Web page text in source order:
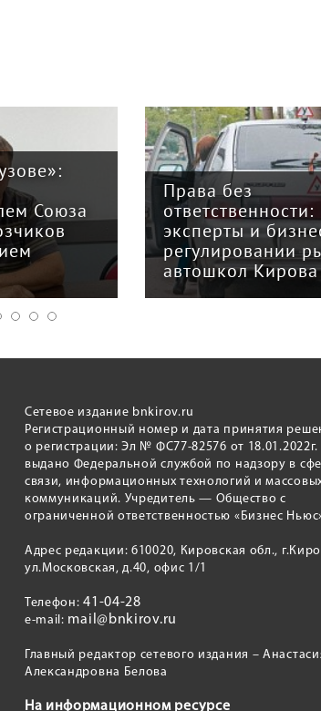
Союза
Права без
ответственности:
эксперты и
регулировании
автошкол Кирова
Сетевое издание bnkirov.ru
Регистрационный номер и дата принятия
о регистрации: Эл № ФС77-82576 от 18.01.2022г.
выдано Федеральной службой по надзору в
связи, информационных технологий и
коммуникаций. Учредитель — Общество с
ограниченной ответственностью «Бизнес
Адрес редакции: 610020, Кировская обл.,
ул.Московская, д.40, офис 1/1
Телефон:41-04-28
e-mail: mail@bnkirov.ru
Главный редактор сетевого издания –
Александровна Белова
На информационном ресурсе